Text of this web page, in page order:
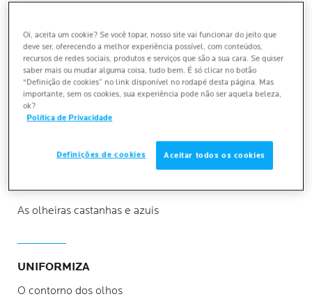
causadas por uma superprodução de melanina.
REDUZ
As olheiras castanhas e azuis
UNIFORMIZA
O contorno dos olhos
Oi, aceita um cookie? Se você topar, nosso site vai funcionar do jeito que
deve ser, oferecendo a melhor experiência possível, com conteúdos,
recursos de redes sociais, produtos e serviços que são a sua cara. Se quiser
saber mais ou mudar alguma coisa, tudo bem. É só clicar no botão
“Definição de cookies” no link disponível no rodapé desta página. Mas
importante, sem os cookies, sua experiência pode não ser aquela beleza,
ok?
Política de Privacidade
Definições de cookies Aceitar todos os cookies